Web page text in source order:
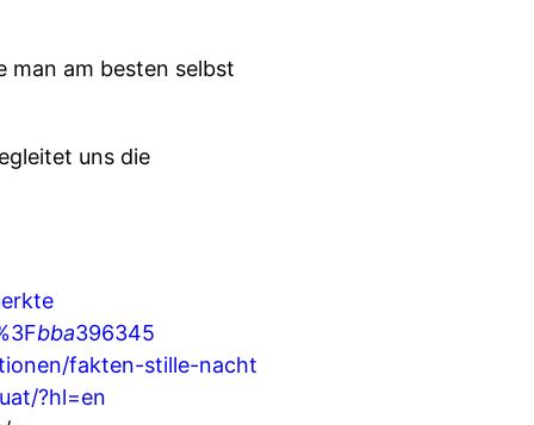
man am besten selbst
uns die
bba396345
fakten-stille-nacht
?hl=en